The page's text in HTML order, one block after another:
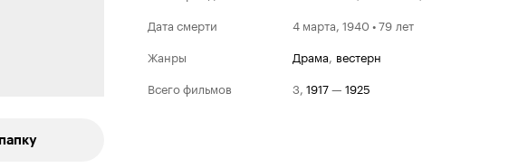
Дата смерти
4 марта, 1940 • 79 лет
Жанры
драма, вестерн
Всего фильмов
3, 1917— 1925